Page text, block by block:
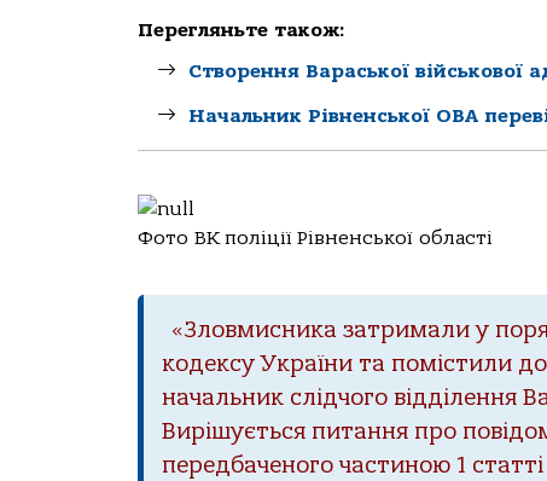
Перегляньте також:
Створення Вараської військової
Начальник Рівненської ОВА
Фото ВК поліції Рівненської області
«Зловмисника затримали у
кодексу України та помістили
начальник слідчого відділення
Вирішується питання про
передбаченого частиною 1